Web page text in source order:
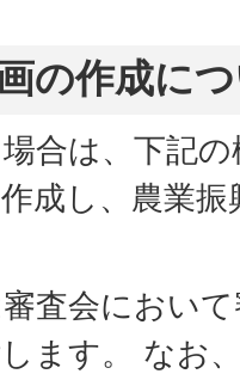
の作成に
合は、下記
成し、農業
査会におい
ます。 なお